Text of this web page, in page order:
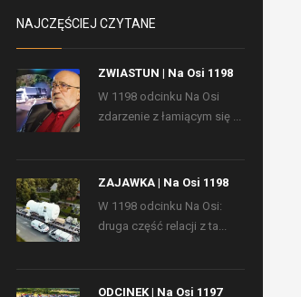
NAJCZĘŚCIEJ CZYTANE
ZWIASTUN | Na Osi 1198
W 1198 odcinku Na Osi
zdarzenie z łamiącym się ...
ZAJAWKA | Na Osi 1198
W 1198 odcinku Na Osi:
druga część relacji z ta...
ODCINEK | Na Osi 1197